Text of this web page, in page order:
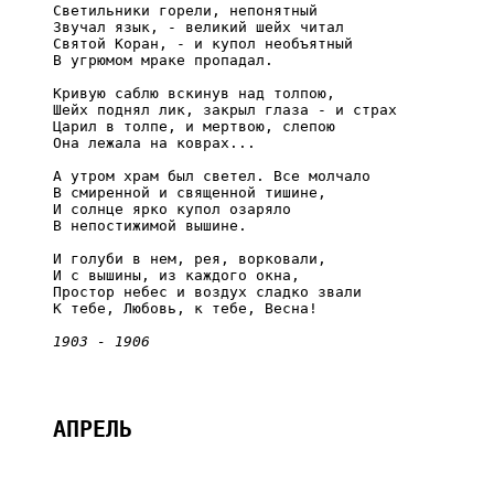
     Светильники горели, непонятный
     Звучал язык, - великий шейх читал
     Святой Коран, - и купол необъятный
     В угрюмом мраке пропадал.
     Кривую саблю вскинув над толпою,
     Шейх поднял лик, закрыл глаза - и страх
     Царил в толпе, и мертвою, слепою
     Она лежала на коврах...
     А утром храм был светел. Все молчало
     В смиренной и священной тишине,
     И солнце ярко купол озаряло
     В непостижимой вышине.
     И голуби в нем, рея, ворковали,
     И с вышины, из каждого окна,
     Простор небес и воздух сладко звали
     К тебе, Любовь, к тебе, Весна!
1903 - 1906
АПРЕЛЬ